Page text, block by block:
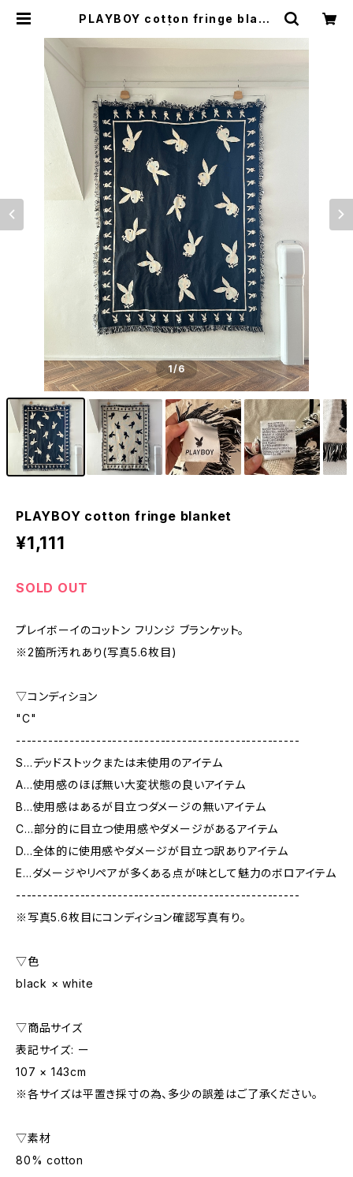
PLAYBOY cotton fringe blank
1/6
PLAYBOY cotton fringe blanket
¥1,111
SOLD OUT
プレイボーイのコットン フリンジ ブランケット。
※2箇所汚れあり(写真5.6枚目)
▽コンディション
"C"
-----------------------------------------------------
S…デッドストックまたは未使用のアイテム
A…使用感のほぼ無い大変状態の良いアイテム
B…使用感はあるが目立つダメージの無いアイテム
C…部分的に目立つ使用感やダメージがあるアイテム
D…全体的に使用感やダメージが目立つ訳ありアイテム
E…ダメージやリペアが多くある点が味として魅力のボロアイテム
-----------------------------------------------------
※写真5.6枚目にコンディション確認写真有り。
▽色
black × white
▽商品サイズ
表記サイズ: ー
107 × 143cm
※各サイズは平置き採寸の為、多少の誤差はご了承ください。
▽素材
80% cotton